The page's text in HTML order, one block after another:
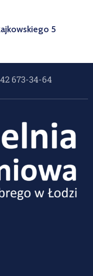
5
673-34-64